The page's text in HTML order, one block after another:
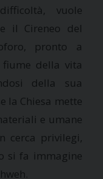
vuole
il Cireneo del
pronto a
della vita
della sua
la Chiesa mette
e umane
cerca privilegi,
si fa immagine